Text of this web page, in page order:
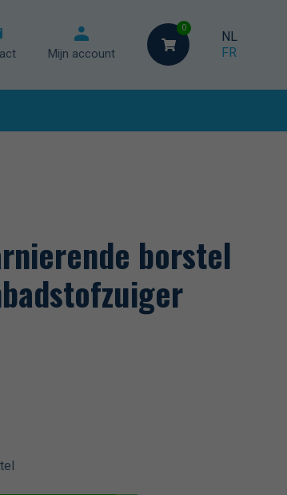
Mijn account
0
NL
FR
borstel